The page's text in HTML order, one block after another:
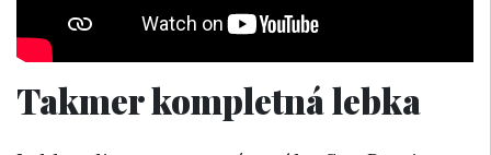
Takmer kompletná lebka